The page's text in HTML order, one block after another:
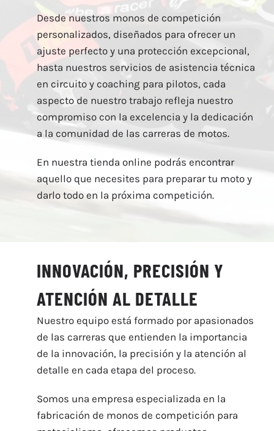
Desde nuestros monos de competición
personalizados, diseñados para ofrecer un
ajuste perfecto y una protección excepcional,
hasta nuestros servicios de asistencia técnica
en circuito y coaching para pilotos, cada
aspecto de nuestro trabajo refleja nuestro
compromiso con la excelencia y la dedicación
a la comunidad de las carreras de motos.
En nuestra tienda online podrás encontrar
aquello que necesites para preparar tu moto y
darlo todo en la próxima competición.
INNOVACIÓN, PRECISIÓN Y
ATENCIÓN AL DETALLE
Nuestro equipo está formado por apasionados
de las carreras que entienden la importancia
de la innovación, la precisión y la atención al
detalle en cada etapa del proceso.
Somos una empresa especializada en la
fabricación de monos de competición para